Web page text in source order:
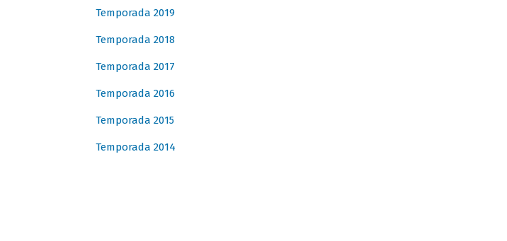
Temporada 2019
Temporada 2018
Temporada 2017
Temporada 2016
Temporada 2015
Temporada 2014